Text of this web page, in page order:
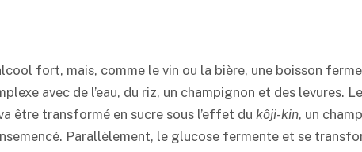
fort, mais, comme le vin ou la bière, une boisson
avec de l’eau, du riz, un champignon et des levures.
être transformé en sucre sous l’effet du kôji-kin, un
Parallèlement, le glucose fermente et se